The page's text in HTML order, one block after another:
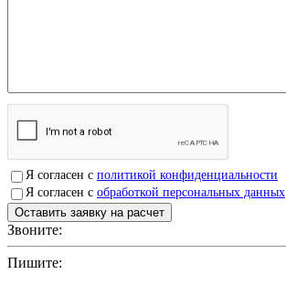
Я согласен с политикой конфиденциальности
Я согласен с обработкой персональных данных
Звоните:
Пишите: